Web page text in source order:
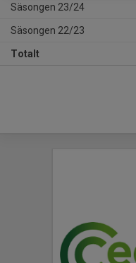
Säsongen 23/24
Säsongen 22/23
Totalt